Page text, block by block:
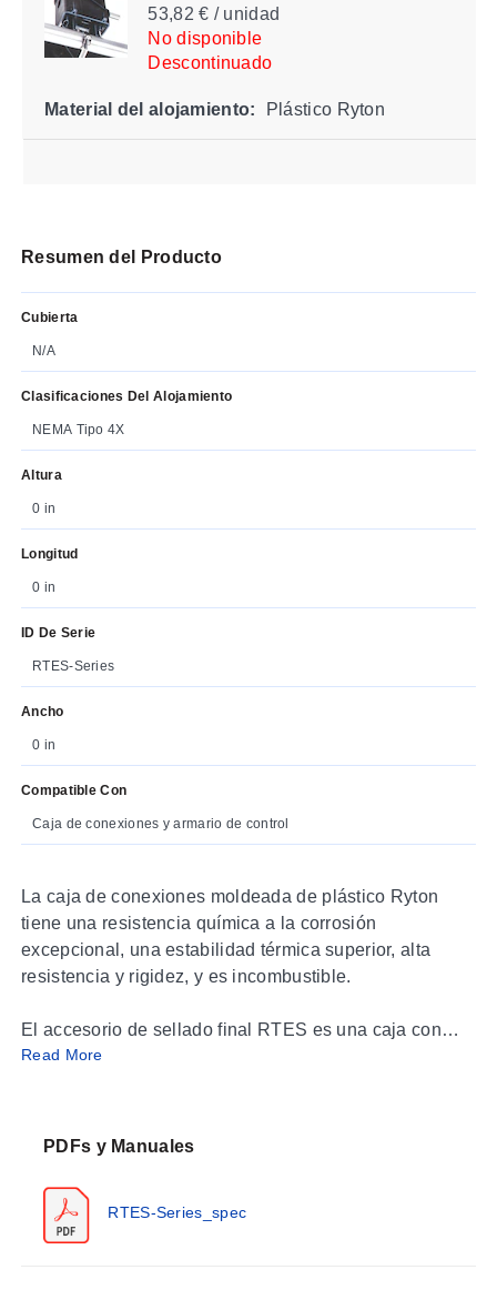
53,82 € / unidad
No disponible
Descontinuado
Material del alojamiento: Plástico Ryton
Resumen del Producto
Cubierta
N/A
Clasificaciones Del Alojamiento
NEMA Tipo 4X
Altura
0 in
Longitud
0 in
ID De Serie
RTES-Series
Ancho
0 in
Compatible Con
Caja de conexiones y armario de control
La caja de conexiones moldeada de plástico Ryton
tiene una resistencia química a la corrosión
excepcional, una estabilidad térmica superior, alta
resistencia y rigidez, y es incombustible.
El accesorio de sellado final RTES es una caja con
clasificación NEMA 4X diseñada para terminar todos
cable, soporte para la caja y una caja impermeable
superficies de montaje curvas diferentes. Un lado tiene
una superficie curva con radio de 11/2 pulgadas que
proporciona un soporte estable en tuberías con un
Read More
PDFs y Manuales
RTES-Series_spec